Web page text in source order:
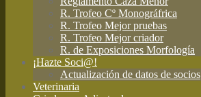
R. Trofeo Cº Monográfrica
R. Trofeo Mejor pruebas
R. Trofeo Mejor criador
R. de Exposiciones Morfología
¡Hazte Soci@!
Actualización de datos de socios
Veterinaria